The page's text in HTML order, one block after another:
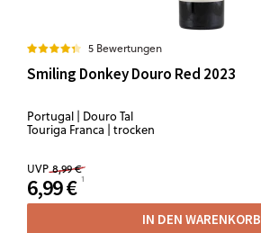
5 Bewertungen
Smiling Donkey Douro Red 2023
Portugal | Douro Tal
Touriga Franca | trocken
UVP 8,99 €
6,99 €
IN DEN WARENKORB